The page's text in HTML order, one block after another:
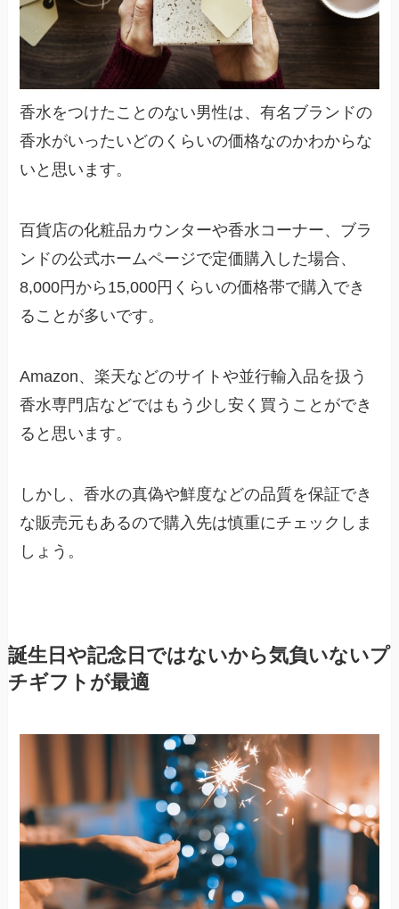
香水をつけたことのない男性は、有名ブランドの
香水がいったいどのくらいの価格なのかわからな
いと思います。
百貨店の化粧品カウンターや香水コーナー、ブラ
ンドの公式ホームページで定価購入した場合、
8,000円から15,000円くらいの価格帯で購入でき
ることが多いです。
Amazon、楽天などのサイトや並行輸入品を扱う
香水専門店などではもう少し安く買うことができ
ると思います。
しかし、香水の真偽や鮮度などの品質を保証でき
な販売元もあるので購入先は慎重にチェックしま
しょう。
誕生日や記念日ではないから気負いないプ
チギフトが最適